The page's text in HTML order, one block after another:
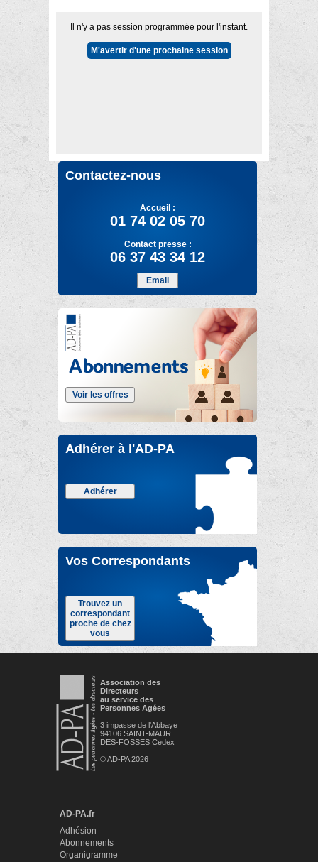
Il n'y a pas session programmée pour l'instant.
M'avertir d'une prochaine session
Contactez-nous
Accueil :
01 74 02 05 70
Contact presse :
06 37 43 34 12
Email
Voir les offres
Adhérer à l'AD-PA
Adhérer
Vos Correspondants
Trouvez un
correspondant
proche de chez
vous
Association des
Directeurs
au service des
Personnes Agées
3 impasse de l'Abbaye
94106 SAINT-MAUR
DES-FOSSES Cedex
© AD-PA 2026
AD-PA.fr
Adhésion
Abonnements
Organigramme